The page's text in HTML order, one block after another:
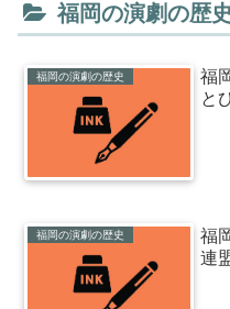
福岡の演劇の歴史
福岡の演劇の歴史
福
と
福岡の演劇の歴史
福
連